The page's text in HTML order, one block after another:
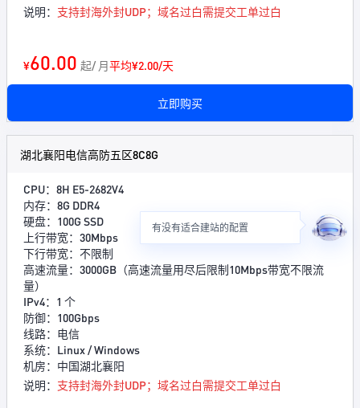
说明： 支持封海外封UDP；域名过白需提交工单过白
¥60.00 起/ 月平均¥2.00/天
立即购买
湖北襄阳电信高防五区8C8G
CPU：8H E5-2682V4
内存：8G DDR4
硬盘：100G SSD
上行带宽：30Mbps
下行带宽：不限制
高速流量：3000GB（高速流量用尽后限制10Mbps带宽不限流
量）
IPv4：1 个
防御：100Gbps
线路：电信
系统：Linux / Windows
机房：中国湖北襄阳
说明： 支持封海外封UDP；域名过白需提交工单过白
有没有适合建站的配置